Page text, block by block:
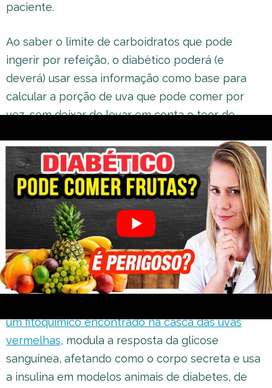
paciente.
Ao saber o limite de carboidratos que pode
ingerir por refeição, o diabético poderá (e
deverá) usar essa informação como base para
calcular a porção de uva que pode comer por
vez, sem deixar de levar em conta o teor de
fazer esse cálculo. Isso sempre sob a orientação
do médico e do nutricionista, logicamente.
Por exemplo, uma unidade de uva pode carregar
1 g de carboidrato.
O revesratrol
Existe um componente nas uvas vermelhas que
um fitoquímico encontrado na casca das uvas
vermelhas, modula a resposta da glicose
sanguínea, afetando como o corpo secreta e usa
a insulina em modelos animais de diabetes, de